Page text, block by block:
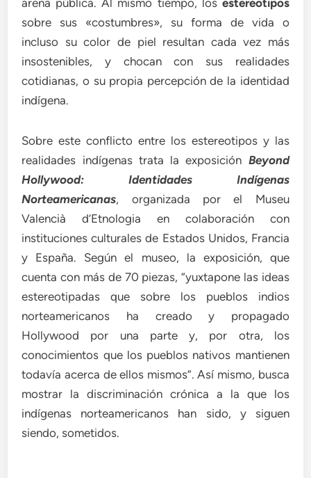
arena pública. Al mismo tiempo, los estereotipos
sobre sus «costumbres», su forma de vida o
incluso su color de piel resultan cada vez más
insostenibles, y chocan con sus realidades
cotidianas, o su propia percepción de la identidad
indígena.
Sobre este conflicto entre los estereotipos y las
realidades indígenas trata la exposición Beyond
Hollywood: Identidades Indígenas
Norteamericanas, organizada por el Museu
Valencià d’Etnologia en colaboración con
instituciones culturales de Estados Unidos, Francia
y España. Según el museo, la exposición, que
cuenta con más de 70 piezas, “yuxtapone las ideas
estereotipadas que sobre los pueblos indios
norteamericanos ha creado y propagado
Hollywood por una parte y, por otra, los
conocimientos que los pueblos nativos mantienen
todavía acerca de ellos mismos”. Así mismo, busca
mostrar la discriminación crónica a la que los
indígenas norteamericanos han sido, y siguen
siendo, sometidos.